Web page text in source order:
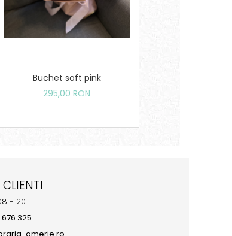
Buchet soft pink
295,00 RON
- 20
676 325